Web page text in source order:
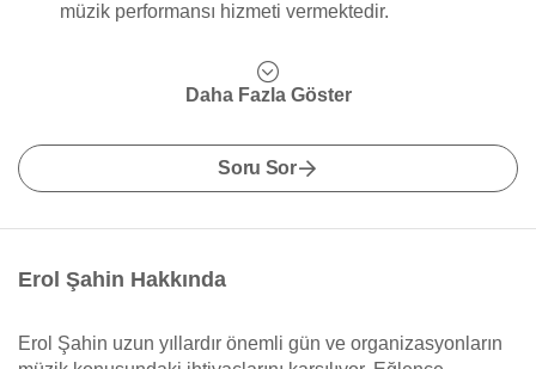
müzik performansı hizmeti vermektedir.
Daha Fazla Göster
Soru Sor
Erol Şahin Hakkında
Erol Şahin uzun yıllardır önemli gün ve organizasyonların